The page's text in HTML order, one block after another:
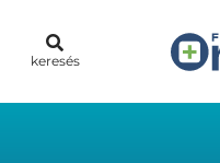
keresés